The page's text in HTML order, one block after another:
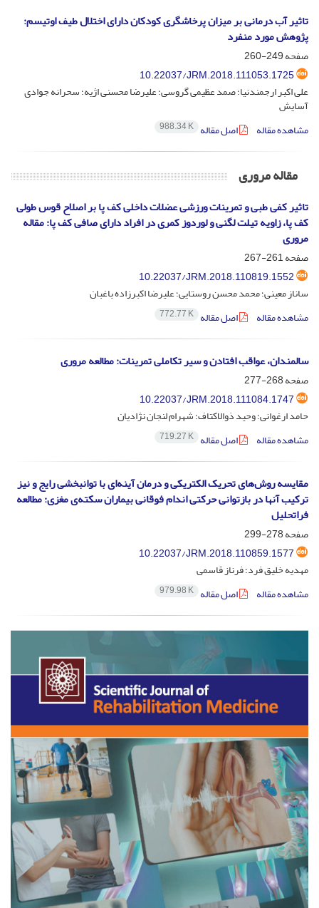
تاثیر آب درمانی بر میزان پرخاشگری کودکان دارای اختلال طیف اوتیسم:
پژوهش مورد منفرد
صفحه249-260
10.22037/JRM.2018.111053.1725
علی اکبر ارجمندنیا؛ صمد عظیمی گروسی؛ علیرضا محسنی ‌اژیه؛ سحرانه جوادی
آسایش
مشاهده مقاله
اصل مقاله 988.34 K
مقاله مروری
تاثیر کفی طبی و تمرینات ورزشی عضلات داخلی کف پا بر اصلاح قوس طولی
کف پا، زاویه تیلت لگنی و لوردوز کمری در افراد دارای صافی کف پا: مقاله
مروری
صفحه261-267
10.22037/JRM.2018.110819.1552
ساناز معینی؛ محمد محسن روستایی؛ علیرضا اکبرزاده باغبان
مشاهده مقاله
اصل مقاله 772.77 K
سالمندان، عواقب افتادن و سیر تکاملی تمرینات: مطالعه مروری
صفحه268-277
10.22037/JRM.2018.111084.1747
حامد ارغوانی؛ وحید ذوالاکتاف؛ شهرام لنجان نژادیان
مشاهده مقاله
اصل مقاله 719.27 K
مقایسه روش‌های تحریک الکتریکی و درمان آینه‌ای با توانبخشی رایج و نیز
ترکیب آنها در بازتوانی حرکتی اندام فوقانی بیماران سکته‌ی مغزی: مطالعه
فراتحلیل
صفحه278-299
10.22037/JRM.2018.110859.1577
مهدیه خلیق فرد؛ فرناز قاسمی
مشاهده مقاله
اصل مقاله 979.98 K